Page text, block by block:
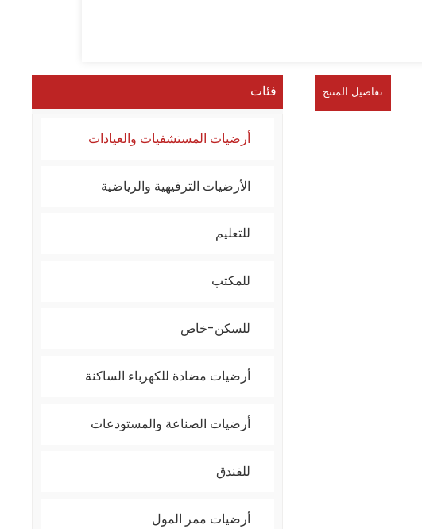
فئات
أرضيات المستشفيات والعيادات
الأرضيات الترفيهية والرياضية
للتعليم
للمكتب
للسكن-خاص
أرضيات مضادة للكهرباء الساكنة
أرضيات الصناعة والمستودعات
للفندق
أرضيات ممر المول
تفاصيل المنتج